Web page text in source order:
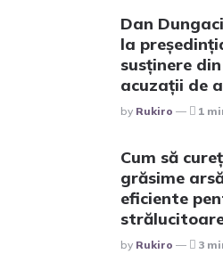
Dan
la
susținere
acuzații de
Posted
By Rukiro 1
Cum să
grăsime
eficiente
Posted
By Rukiro 3